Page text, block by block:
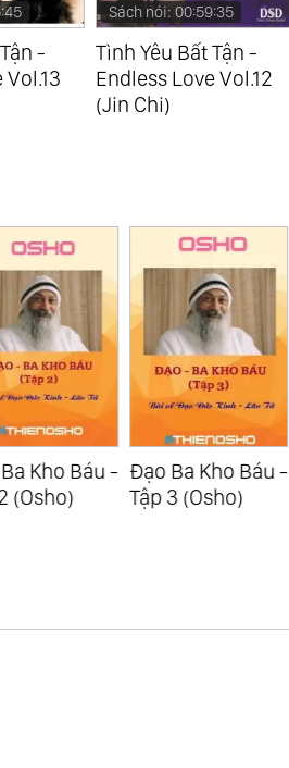
-
Sách nói: 00:51:00
Tình Yêu Bất Tận -
Endless Love Vol.11
(Yao Si Ting)
Ba Kho Báu -
(Osho)
Đạo Ba Kho Báu -
Tập 4 (Osho)